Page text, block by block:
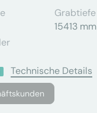
Grabtiefe
15413 mm
Technische Details